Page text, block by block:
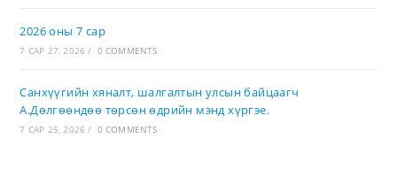
2026 оны 7 сар
7 САР 27, 2026 / 0 COMMENTS
Санхүүгийн хяналт, шалгалтын улсын байцаагч
А.Дөлгөөндөө төрсөн өдрийн мэнд хүргэе.
7 САР 25, 2026 / 0 COMMENTS